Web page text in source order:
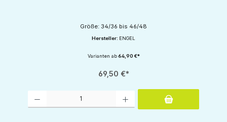
Größe: 34/36 bis 46/48
Hersteller: ENGEL
Varianten ab64,90 €*
69,50 €*